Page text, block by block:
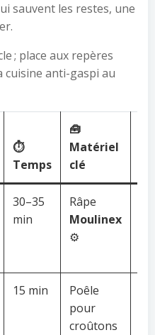
sauvent les restes, une
; place aux repères
anti-gaspi au
⏱️
Temps
🧰
Matériel
clé
30–35
min
Râpe
Moulinex
⚙️
15 min
Poêle
pour
croûtons